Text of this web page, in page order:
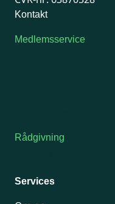
Kontakt
Medlemsservice
Rådgivning
Services